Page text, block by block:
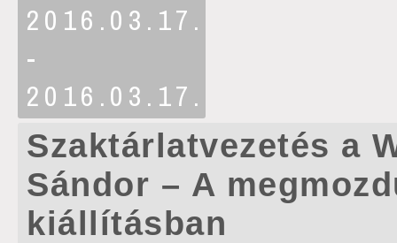
2016.03.17.
-
2016.03.17.
Szaktárlatvezetés a
Sándor – A
kiállításban